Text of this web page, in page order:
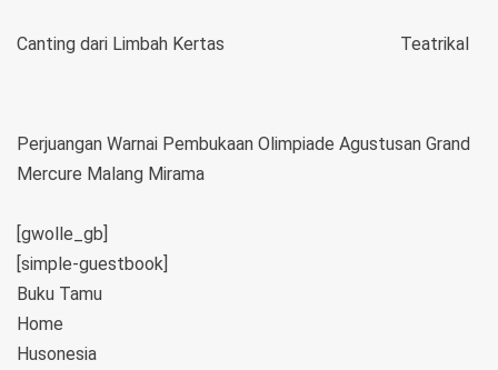
Canting dari Limbah Kertas Teatrikal
Perjuangan Warnai Pembukaan Olimpiade Agustusan Grand
Mercure Malang Mirama
[gwolle_gb]
[simple-guestbook]
Buku Tamu
Home
Husonesia